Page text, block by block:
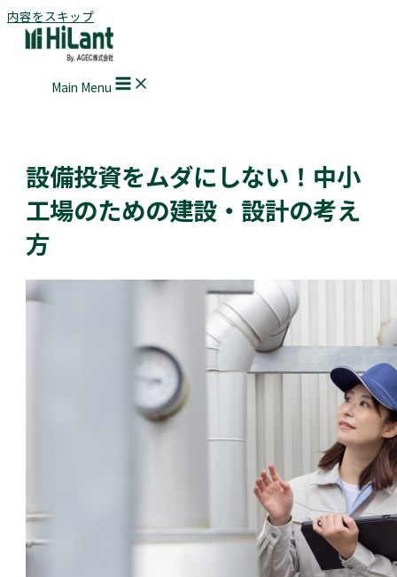
内容をスキップ
Main Menu
設備投資をムダにしない！中小
工場のための建設・設計の考え
方